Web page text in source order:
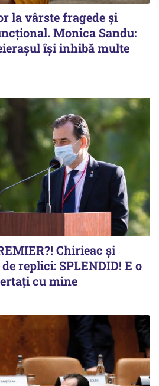
la vârste fragede și
Monica Sandu:
își inhibă multe
Chirieac și
replici: SPLENDID! E o
cu mine